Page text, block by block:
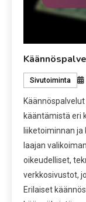
Sivutoiminta
kääntämistä eri
liiketoiminnan
laajan
oikeudelliset,
verkkosivustot,
Erilaiset